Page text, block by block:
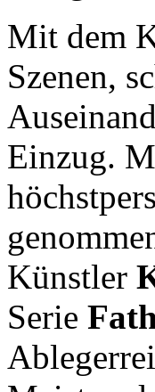
Mit dem
Szenen,
Einzug.
Künstler
Serie